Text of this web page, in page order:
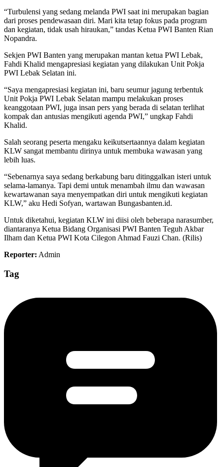
“Turbulensi yang sedang melanda PWI saat ini merupakan bagian
dari proses pendewasaan diri. Mari kita tetap fokus pada program
dan kegiatan, tidak usah hiraukan,” tandas Ketua PWI Banten Rian
Nopandra.
Sekjen PWI Banten yang merupakan mantan ketua PWI Lebak,
Fahdi Khalid mengapresiasi kegiatan yang dilakukan Unit Pokja
PWI Lebak Selatan ini.
“Saya mengapresiasi kegiatan ini, baru seumur jagung terbentuk
Unit Pokja PWI Lebak Selatan mampu melakukan proses
keanggotaan PWI, juga insan pers yang berada di selatan terlihat
kompak dan antusias mengikuti agenda PWI,” ungkap Fahdi
Khalid.
Salah seorang peserta mengaku keikutsertaannya dalam kegiatan
KLW sangat membantu dirinya untuk membuka wawasan yang
lebih luas.
“Sebenarnya saya sedang berkabung baru ditinggalkan isteri untuk
selama-lamanya. Tapi demi untuk menambah ilmu dan wawasan
kewartawanan saya menyempatkan diri untuk mengikuti kegiatan
KLW,” aku Hedi Sofyan, wartawan Bungasbanten.id.
Untuk diketahui, kegiatan KLW ini diisi oleh beberapa narasumber,
diantaranya Ketua Bidang Organisasi PWI Banten Teguh Akbar
Ilham dan Ketua PWI Kota Cilegon Ahmad Fauzi Chan. (Rilis)
Reporter: Admin
Tag